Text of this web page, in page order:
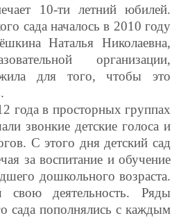
10-ти летний юбилей.
сада началось в 2010 году
Наталья Николаевна,
организации,
для того, чтобы это
года в просторных группах
звонкие детские голоса и
С этого дня детский сад
за воспитание и обучение
дошкольного возраста.
свою деятельность. Ряды
сада пополнялись с каждым